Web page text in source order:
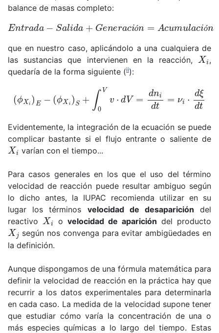
balance de masas completo:
ó ó
Entrada Salida+ Generación= umulación
que en nuestro caso, aplicándolo a una cualquiera de
las sustancias que intervienen en la reacción,Xi ,
quedaría de la forma siguiente (ii):
0V d
Evidentemente, la integración de la ecuación se puede
complicar bastante si el flujo entrante o saliente de
Xi varían con el tiempo...
Para casos generales en los que el uso del término
velocidad de reacción puede resultar ambiguo según
lo dicho antes, la IUPAC recomienda utilizar en su
lugar los términos velocidad de desaparición del
reactivo Xi o velocidad de aparición del producto
Xj según nos convenga para evitar ambigüedades en
la definición.
Aunque dispongamos de una fórmula matemática para
definir la velocidad de reacción en la práctica hay que
recurrir a los datos experimentales para determinarla
en cada caso. La medida de la velocidad supone tener
que estudiar cómo varía la concentración de una o
más especies químicas a lo largo del tiempo. Estas